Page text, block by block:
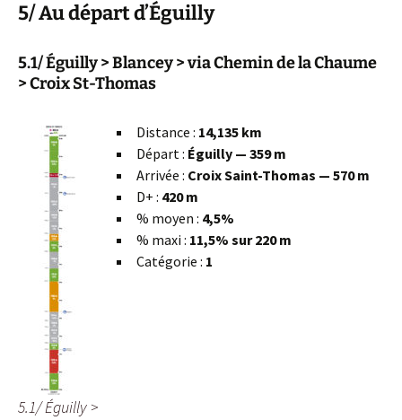
5/ Au départ d’Éguilly
5.1/ Éguilly > Blancey > via Chemin de la Chaume
> Croix St-Thomas
5.1/ Éguilly >
Distance : 14,135 km
Départ : Éguilly — 359 m
Arrivée : Croix Saint-Thomas — 570 m
D+ : 420 m
% moyen : 4,5%
% maxi : 11,5% sur 220 m
Catégorie : 1